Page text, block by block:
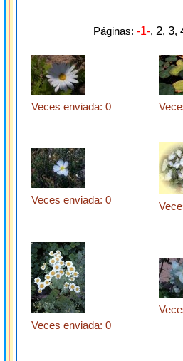
Páginas: -1-, 2, 3,
Veces enviada: 0
Veces enviada: 0
Veces enviada: 0